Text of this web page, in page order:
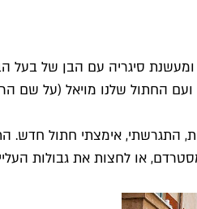
החתול שלנו מויאל (על שם
התגרשתי, אימצתי חתול חדש.